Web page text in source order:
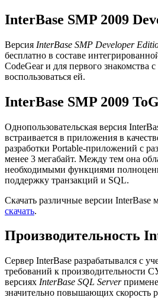
InterBase SMP 2009
Версия InterBase SMP Developer
бесплатно в составе
CodeGear и для первого знакомства
воспользоваться ей.
InterBase SMP 2009
Однопользовательская версия
встраивается в приложения в
разработки Portable-приложений с
менее 3 мегабайт. Между тем она
необходимыми функциями
поддержку транзакций и SQL.
Скачать различные версии InterBase
скачать.
Производительность
Сервер InterBase разрабатывался с
требований к производительности
версиях InterBase SQL Server
значительно повышающих скорость